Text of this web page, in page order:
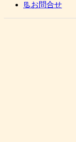
📃お問合せ